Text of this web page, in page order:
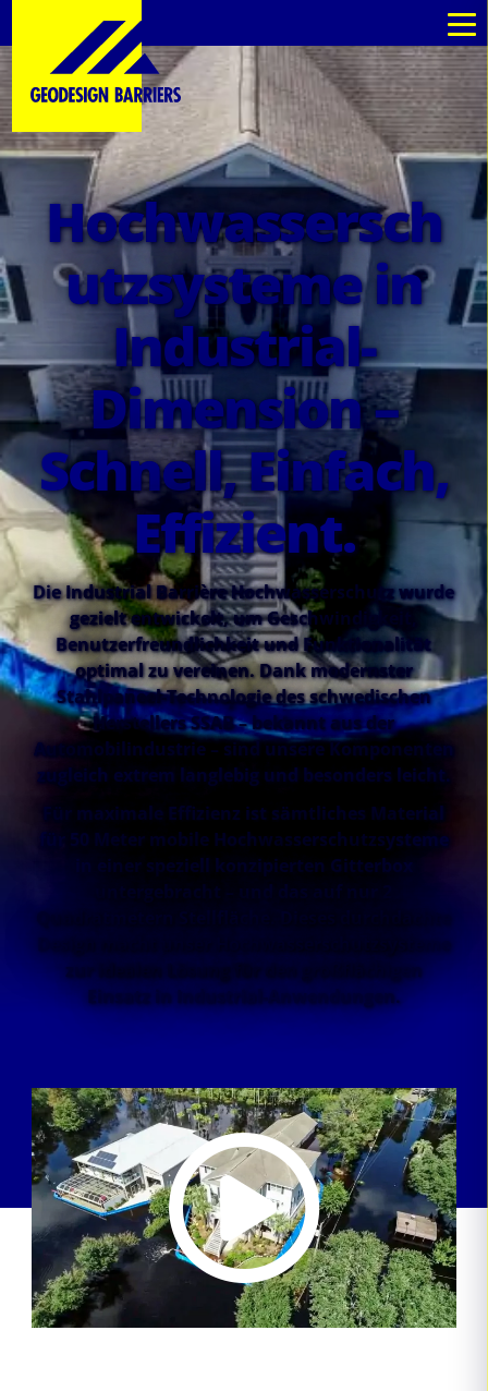
Hochwassersch
utzsysteme in
Industrial-
Dimension –
Schnell, Einfach,
Effizient.
Die Industrial Barrière Hochwasserschutz wurde
gezielt entwickelt, um Geschwindigkeit,
Benutzerfreundlichkeit und Funktionalität
optimal zu vereinen. Dank modernster
Stahlpaneel-Technologie des schwedischen
Herstellers SSAB – bekannt aus der
Automobilindustrie – sind unsere Komponenten
zugleich extrem langlebig und besonders leicht.
Für maximale Effizienz ist sämtliches Material
für 50 Meter mobile Hochwasserschutzsysteme
in einer speziell konzipierten Gitterbox
untergebracht – und das auf nur 2
zur idealen Lösung für den großflächigen
Einsatz in Industrial-Anwendungen.